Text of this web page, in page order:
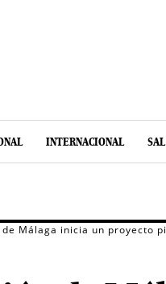
INTERNACIONAL
de Málaga inicia un proyecto